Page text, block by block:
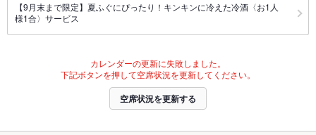
【9月末まで限定】夏ふぐにぴったり！キンキンに冷えた冷酒〈お1人
様1合〉サービス
カレンダーの更新に失敗しました。
下記ボタンを押して空席状況を更新してください。
空席状況を更新する